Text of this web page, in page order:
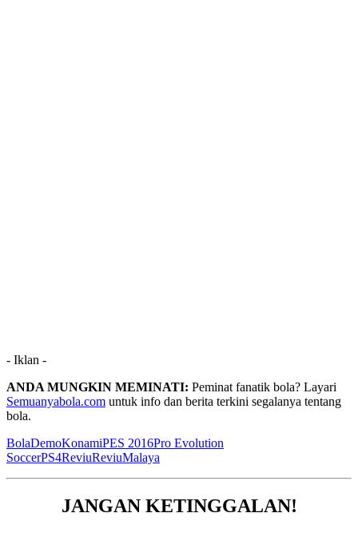
- Iklan -
ANDA MUNGKIN MEMINATI: Peminat fanatik bola? Layari
Semuanyabola.com untuk info dan berita terkini segalanya tentang
bola.
BolaDemoKonamiPES 2016Pro Evolution
SoccerPS4ReviuReviuMalaya
JANGAN KETINGGALAN!